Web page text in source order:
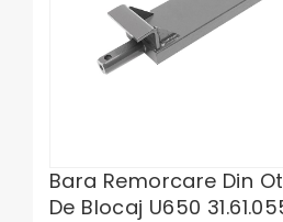
Bara Remorcare Din
De Blocaj U650